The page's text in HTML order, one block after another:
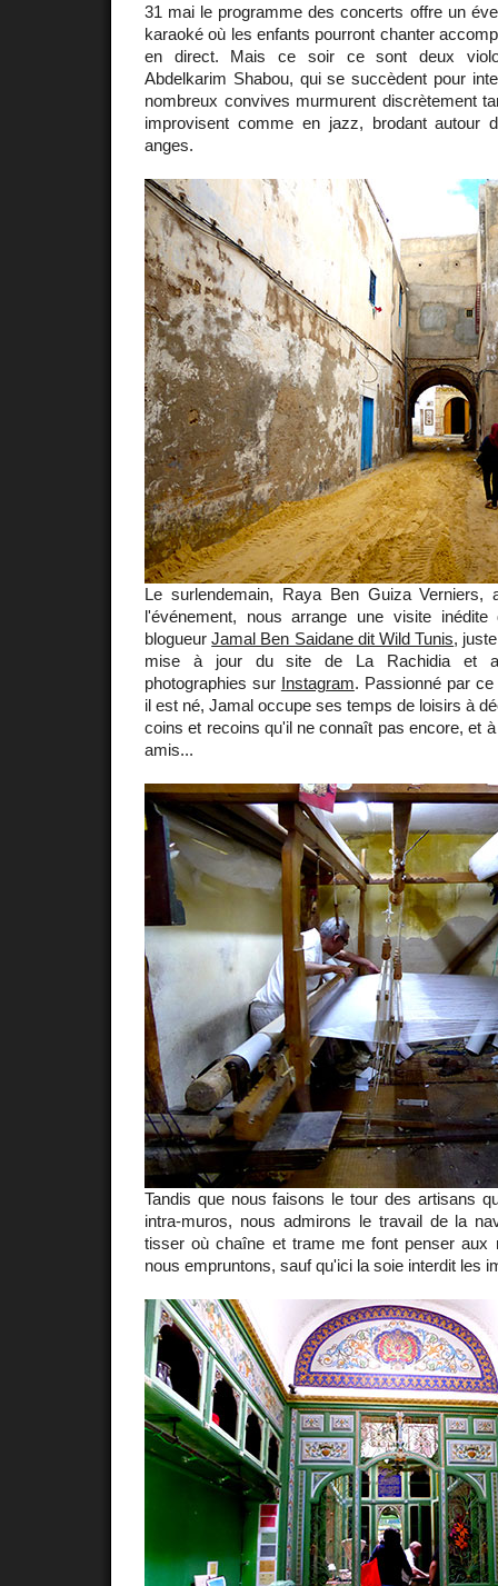
31 mai le programme des concerts offre un
karaoké où les enfants pourront chanter
en direct. Mais ce soir ce sont deux
Abdelkarim Shabou, qui se succèdent pour
nombreux convives murmurent discrètement
improvisent comme en jazz, brodant autour
anges.
Le surlendemain, Raya Ben Guiza Verniers,
l'événement, nous arrange une visite
blogueurJamal Ben Saidane dit Wild Tunis,
mise à jour du site de La Rachidia et
photographies sur Instagram. Passionné par
il est né, Jamal occupe ses temps de loisirs à
coins et recoins qu'il ne connaît pas encore, et
amis...
Tandis que nous faisons le tour des artisans
intra-muros, nous admirons le travail de la
tisser où chaîne et trame me font penser aux
nous empruntons, sauf qu'ici la soie interdit les